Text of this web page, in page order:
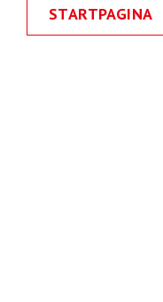
STARTPAGINA